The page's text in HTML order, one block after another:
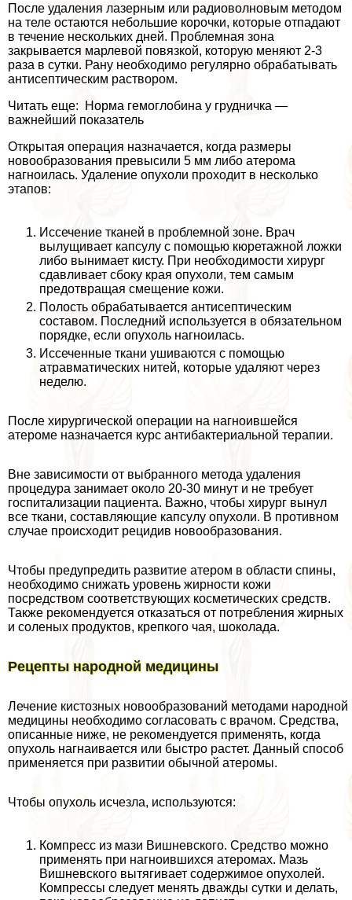
После удаления лазерным или радиоволновым методом
на теле остаются небольшие корочки, которые отпадают
в течение нескольких дней. Проблемная зона
закрывается марлевой повязкой, которую меняют 2-3
раза в сутки. Рану необходимо регулярно обpaбатывать
антисептическим раствором.
Читать еще: Норма гемоглобина у грудничка —
важнейший показатель
Открытая операция назначается, когда размеры
новообразования превысили 5 мм либо атерома
нагноилась. Удаление опухоли проходит в несколько
этапов:
Иссечение тканей в проблемной зоне. Врач
вылущивает капсулу с помощью кюретажной ложки
либо вынимает кисту. При необходимости хирург
сдавливает сбоку края опухоли, тем самым
предотвращая смещение кожи.
Полость обpaбатывается антисептическим
составом. Последний используется в обязательном
порядке, если опухоль нагноилась.
Иссеченные ткани ушиваются с помощью
атравматических нитей, которые удаляют через
неделю.
После хирургической операции на нагноившейся
атероме назначается курс антибактериальной терапии.
Вне зависимости от выбранного метода удаления
процедypa занимает около 20-30 минут и не требует
госпитализации пациента. Важно, чтобы хирург вынул
все ткани, составляющие капсулу опухоли. В противном
случае происходит рецидив новообразования.
Чтобы предупредить развитие атером в области спины,
необходимо снижать уровень жирности кожи
посредством соответствующих косметических средств.
Также рекомендуется отказаться от потрeбления жирных
и соленых продуктов, крепкого чая, шоколада.
Рецепты народной медицины
Лечение кистозных новообразований методами народной
медицины необходимо согласовать с врачом. Средства,
описанные ниже, не рекомендуется применять, когда
опухоль нагнаивается или быстро растет. Данный способ
применяется при развитии обычной атеромы.
Чтобы опухоль исчезла, используются:
Компресс из мази Вишневского. Средство можно
применять при нагноившихся атеромах. Мазь
Вишневского вытягивает содержимое опухолей.
Компрессы следует менять дважды сутки и делать,